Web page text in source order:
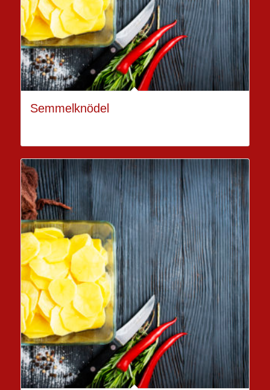
Semmelknödel